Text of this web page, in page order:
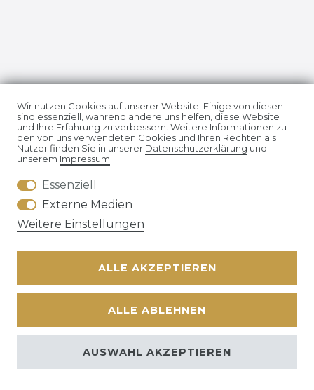
Impressum Daten­schutz­erklärung
AGB
© Copyright 2026 | Alle Rechte vorbehalten. | * Alle Preise
MwSt.zzgl.Versandkosten
Wir nutzen Cookies auf unserer Website. Einige von diesen
sind essenziell, während andere uns helfen, diese Website
und Ihre Erfahrung zu verbessern. Weitere Informationen zu
den von uns verwendeten Cookies und Ihren Rechten als
Nutzer finden Sie in unserer Daten­schutz­erklärung und
unserem Impressum.
Essenziell
Externe Medien
Weitere Einstellungen
ALLE AKZEPTIEREN
ALLE ABLEHNEN
AUSWAHL AKZEPTIEREN